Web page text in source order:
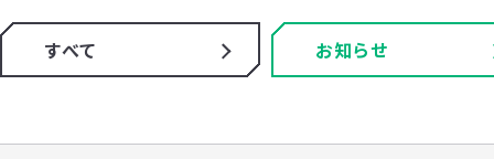
すべて お知らせ